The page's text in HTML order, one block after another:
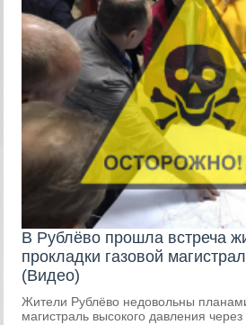
В Рублёво прошла встреча
прокладки газовой
(Видео)
Жители Рублёво недовольны
магистраль высокого давления через